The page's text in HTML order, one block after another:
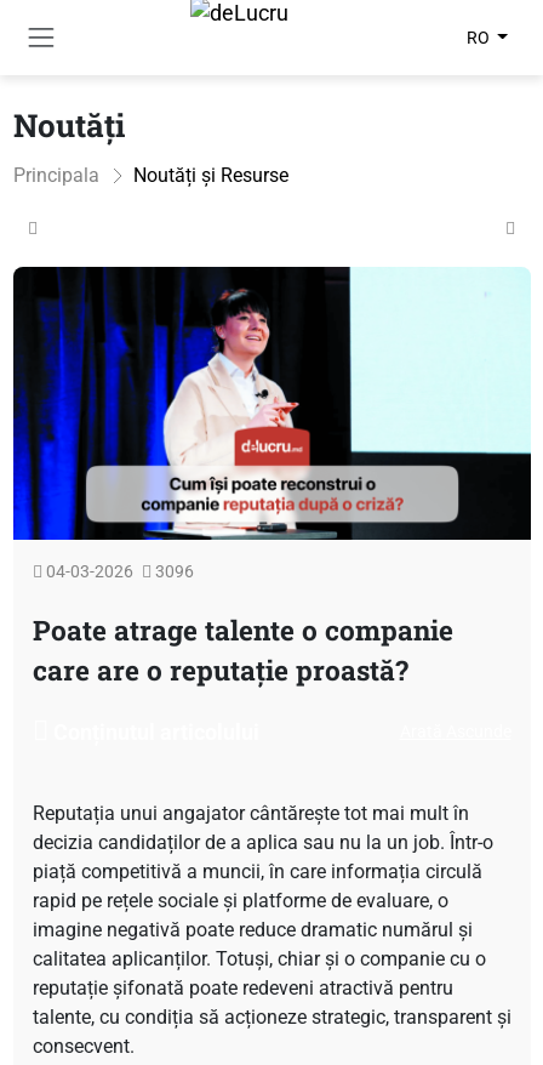
RO
Noutăți
Principala Noutăți și Resurse
04-03-2026 3096
Poate atrage talente o companie
care are o reputație proastă?
Reputația unui angajator cântărește tot mai mult în
decizia candidaților de a aplica sau nu la un job. Într-o
piață competitivă a muncii, în care informația circulă
rapid pe rețele sociale și platforme de evaluare, o
imagine negativă poate reduce dramatic numărul și
calitatea aplicanților. Totuși, chiar și o companie cu o
reputație șifonată poate redeveni atractivă pentru
talente, cu condiția să acționeze strategic, transparent și
consecvent.